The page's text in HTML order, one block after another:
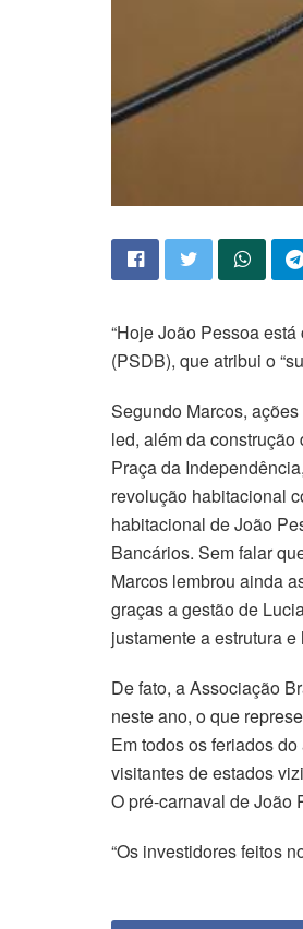
“Hoje João Pessoa
(PSDB), que atribui o
Segundo Marcos,
led, além da construção
Praça da
revolução habitacional
habitacional de João
Bancários. Sem falar
Marcos lembrou ainda
graças a gestão de
justamente a estrutura
De fato, a Associação
neste ano, o que
Em todos os feriados
visitantes de estados
O pré-carnaval de João
“Os investidores feitos